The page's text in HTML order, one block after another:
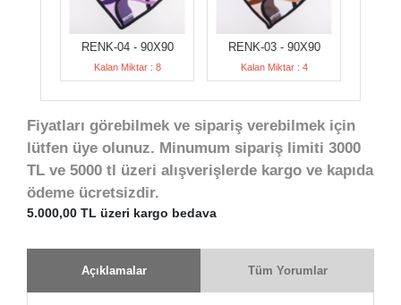
RENK-04 - 90X90
Kalan Miktar : 8
RENK-03 - 90X90
Kalan Miktar : 4
Fiyatları görebilmek ve sipariş verebilmek için
lütfen üye olunuz. Minumum sipariş limiti 3000
TL ve 5000 tl üzeri alışverişlerde kargo ve kapıda
ödeme ücretsizdir.
5.000,00 TL üzeri kargo bedava
Açıklamalar Tüm Yorumlar